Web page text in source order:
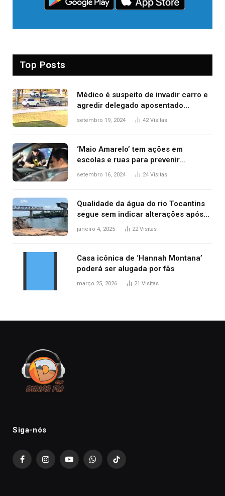
Top Posts
Médico é suspeito de invadir carro e
agredir delegado aposentado
durante confusão no trânsito
setembro 19, 2024 42Visitas
‘Maio Amarelo’ tem ações em
escolas e ruas para prevenir
acidentes no trânsito no AP
setembro 16, 2024 24 Visitas
Qualidade da água do rio Tocantins
segue sem indicar alterações após
desabamento da ponte entre MA e
janeiro 4, 2025 22Visitas
Casa icônica de ‘Hannah Montana’
poderá ser alugada por fãs
março 25, 2026 21 Visitas
Siga-nós
FacebookInstagramYouTubeWhatsAppTikTok